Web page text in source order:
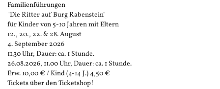
Familienführungen
"Die Ritter auf Burg Rabenstein"
für Kinder von 5-10 Jahren mit Eltern
12., 20., 22. & 28. August
4. September 2026
11.30 Uhr, Dauer: ca. 1 Stunde.
26.08.2026, 11.00 Uhr, Dauer: ca. 1 Stunde.
Erw. 10,00 € / Kind (4-14 J.) 4,50 €
Tickets über den Ticketshop!